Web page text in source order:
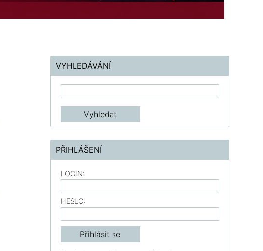
VYHLEDÁVÁNÍ
PŘIHLÁŠENÍ
LOGIN:
HESLO: